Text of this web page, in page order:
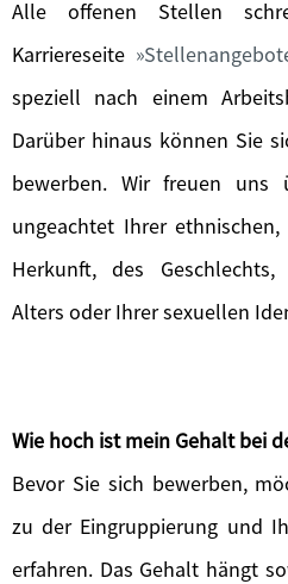
Alle offenen Stellen
Karriereseite
speziell nach einem
Darüber hinaus können Sie
bewerben. Wir freuen uns
ungeachtet Ihrer
Herkunft, des
Alters oder Ihrer sexuellen
Wie hoch ist mein Gehalt bei
Bevor Sie sich bewerben,
zu der Eingruppierung und
erfahren. Das Gehalt hängt